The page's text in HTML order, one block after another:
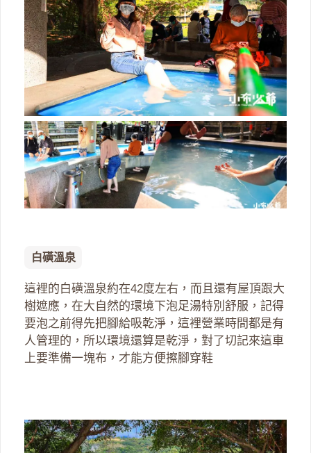
白磺溫泉
這裡的白磺溫泉約在42度左右，而且還有屋頂跟大
樹遮應，在大自然的環境下泡足湯特別舒服，記得
要泡之前得先把腳給吸乾淨，這裡營業時間都是有
人管理的，所以環境還算是乾淨，對了切記來這車
上要準備一塊布，才能方便擦腳穿鞋